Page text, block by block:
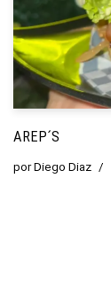
AREP´S
porDiego Diaz